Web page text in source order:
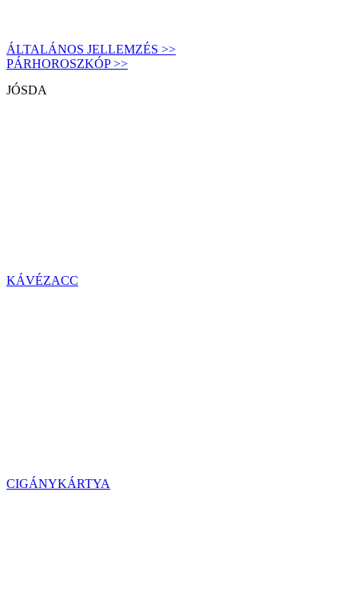
ÁLTALÁNOS JELLEMZÉS >>
PÁRHOROSZKÓP >>
JÓSDA
KÁVÉZACC
CIGÁNYKÁRTYA